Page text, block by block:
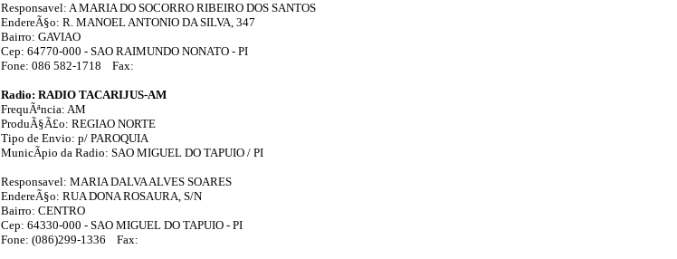
Responsavel: A MARIA DO SOCORRO RIBEIRO DOS SANTOS
EndereÃ§o: R. MANOEL ANTONIO DA SILVA, 347
Bairro: GAVIAO
Cep: 64770-000 - SAO RAIMUNDO NONATO - PI
Fone: 086 582-1718 Fax:
Radio: RADIO TACARIJUS-AM
FrequÃªncia: AM
ProduÃ§Ã£o: REGIAO NORTE
Tipo de Envio: p/ PAROQUIA
MunicÃ­pio da Radio: SAO MIGUEL DO TAPUIO / PI
Responsavel: MARIA DALVA ALVES SOARES
EndereÃ§o: RUA DONA ROSAURA, S/N
Bairro: CENTRO
Cep: 64330-000 - SAO MIGUEL DO TAPUIO - PI
Fone: (086)299-1336 Fax: